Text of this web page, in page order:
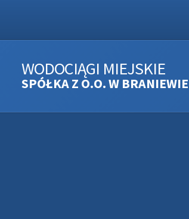
WODOCIĄGI MIEJSKIE
SPÓŁKA Z O.O. W BRANIEWIE